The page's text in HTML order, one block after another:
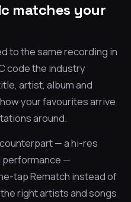
matches your
to the same recording in
code the industry
artist, album and
your favourites arrive
around.
— a hi-res
performance —
tap Rematch instead of
right artists and songs